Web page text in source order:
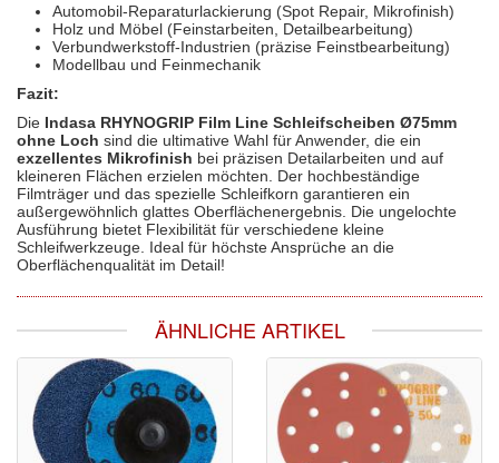
Automobil-Reparaturlackierung (Spot Repair, Mikrofinish)
Holz und Möbel (Feinstarbeiten, Detailbearbeitung)
Verbundwerkstoff-Industrien (präzise Feinstbearbeitung)
Modellbau und Feinmechanik
Fazit:
Die Indasa RHYNOGRIP Film Line Schleifscheiben Ø75mm
ohne Loch sind die ultimative Wahl für Anwender, die ein
exzellentes Mikrofinish bei präzisen Detailarbeiten und auf
kleineren Flächen erzielen möchten. Der hochbeständige
Filmträger und das spezielle Schleifkorn garantieren ein
außergewöhnlich glattes Oberflächenergebnis. Die ungelochte
Ausführung bietet Flexibilität für verschiedene kleine
Schleifwerkzeuge. Ideal für höchste Ansprüche an die
Oberflächenqualität im Detail!
ÄHNLICHE ARTIKEL